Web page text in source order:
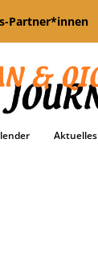
Partner*innen
Aktuelles